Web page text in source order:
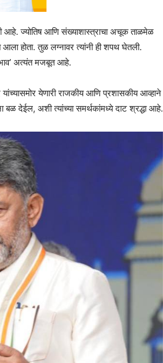
आहे. ज्योतिष आणि संख्याशास्त्राचा अचूक ताळमेळ
आला होता. तुळ लग्नावर त्यांनी ही शपथ घेतली.
अत्यंत मजबूत आहे.
यांच्यासमोर येणारी राजकीय आणि प्रशासकीय आव्हाने
बळ देईल, अशी त्यांच्या समर्थकांमध्ये दाट श्रद्धा आहे.